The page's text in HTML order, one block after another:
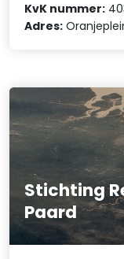
KvK nummer:
Adres:
Stichting
Paard